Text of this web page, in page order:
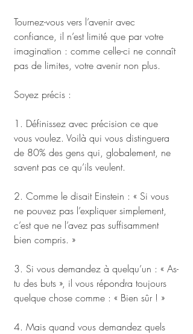
Tournez-vous vers l’avenir avec
confiance, il n’est limité que par votre
imagination : comme celle-ci ne connaît
pas de limites, votre avenir non plus.
Soyez précis :
1. Définissez avec précision ce que
vous voulez. Voilà qui vous distinguera
de 80% des gens qui, globalement, ne
savent pas ce qu’ils veulent.
2. Comme le disait Einstein : « Si vous
ne pouvez pas l’expliquer simplement,
c’est que ne l’avez pas suffisamment
bien compris. »
3. Si vous demandez à quelqu’un : « As-
tu des buts », il vous répondra toujours
quelque chose comme : « Bien sûr ! »
4. Mais quand vous demandez quels